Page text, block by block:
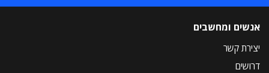
אנשים ומחשבים
יצירת קשר
דרושים